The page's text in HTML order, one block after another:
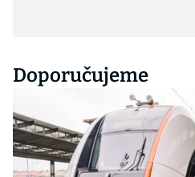
Doporučujeme